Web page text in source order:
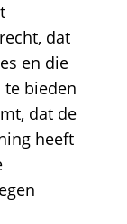
dat
en die
te bieden
dat de
heeft